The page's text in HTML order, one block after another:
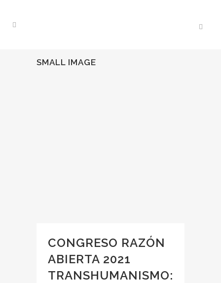
SMALL IMAGE
CONGRESO RAZÓN
ABIERTA 2021
TRANSHUMANISMO: